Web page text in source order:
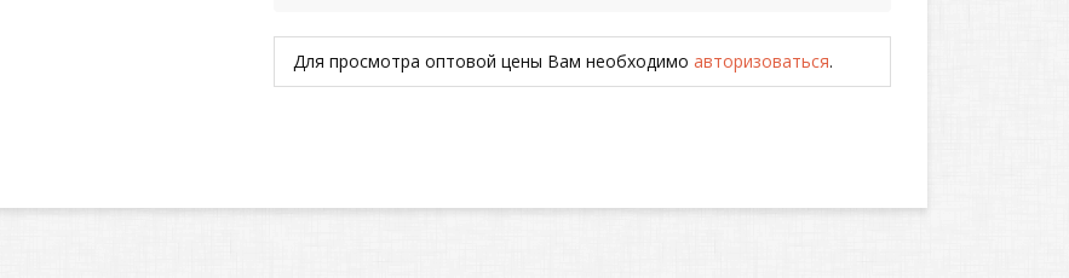
Для просмотра оптовой цены Вам необходимо авторизоваться.